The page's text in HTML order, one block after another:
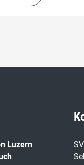
Luzern